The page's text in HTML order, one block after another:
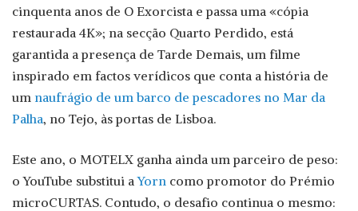
cinquenta anos de O Exorcista e passa uma «cópia
restaurada 4K»; na secção Quarto Perdido, está
garantida a presença de Tarde Demais, um filme
inspirado em factos verídicos que conta a história de
um naufrágio de um barco de pescadores no Mar da
Palha, no Tejo, às portas de Lisboa.
Este ano, o MOTELX ganha ainda um parceiro de peso:
o YouTube substitui aYorn como promotor do Prémio
microCURTAS. Contudo, o desafio continua o mesmo: